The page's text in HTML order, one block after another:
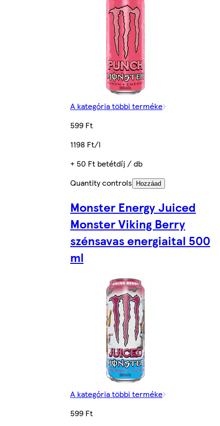
A kategória többi terméke
599 Ft
1198 Ft/l
+ 50 Ft betétdíj / db
Quantity controls
Hozzáad
Monster Energy Juiced
Monster Viking Berry
szénsavas energiaital 500
ml
A kategória többi terméke
599 Ft